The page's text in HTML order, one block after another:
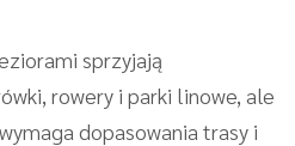
sprzyjają
rowery i parki linowe, ale
dopasowania trasy i